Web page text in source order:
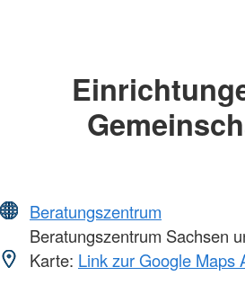
Beratungszentrum
Beratungszentrum Sachsen
Karte: Link zur Google Maps